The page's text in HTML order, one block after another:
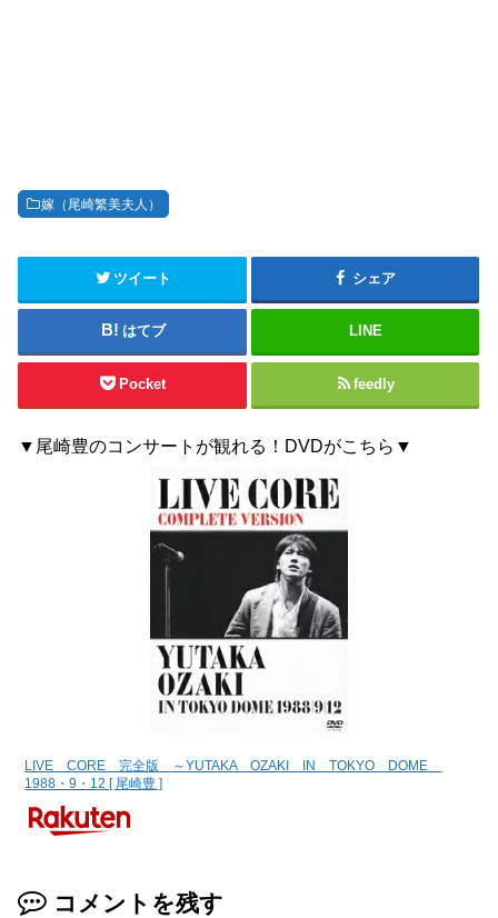
嫁（尾崎繁美夫人）
ツイート シェア
はてブ LINE
Pocket feedly
▼尾崎豊のコンサートが観れる！DVDがこちら▼
LIVE CORE 完全版 ～YUTAKA OZAKI IN TOKYO DOME
1988・9・12 [ 尾崎豊 ]
コメントを残す